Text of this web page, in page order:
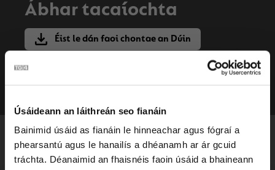
Úsáideann an láithreán seo fianáin
Bainimid úsáid as fianáin le hinneachar agus fógraí a
phearsantú agus le hanailís a dhéanamh ar ár gcuid
tráchta. Déanaimid an fhaisnéis faoin úsáid a bhaineann
Ábhar tacaíochta
Éist le dán faoi chontae an Dúin
CEACHTANNA LENA
MBAINEANN